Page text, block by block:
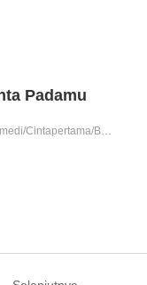
Padamu
Romantis/Fantasi/Komedi/Cintapertama/Berondong/Ketos/Badboy/Perjodohan/Nikahmuda/Contributor